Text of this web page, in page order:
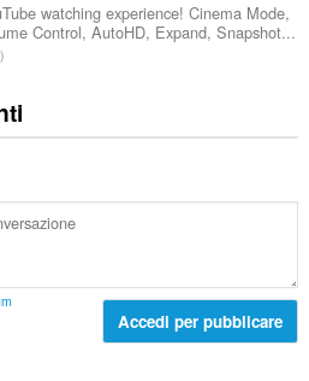
watching experience! Cinema Mode,
Control, AutoHD, Expand, Snapshot...
Accedi per pubblicare